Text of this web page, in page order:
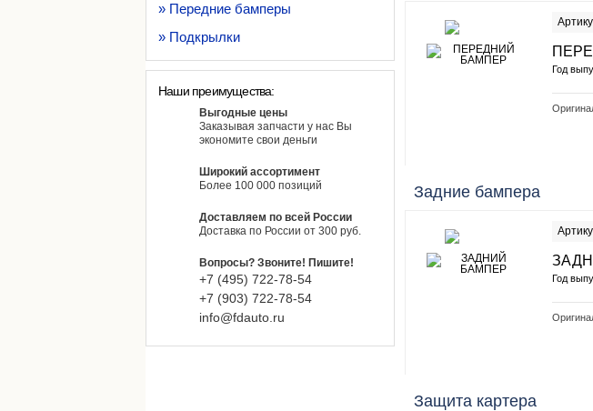
Год
Задние бампера
Год
Защита картера
» Передние бамперы
» Подкрылки
Наши преимущества:
Выгодные цены
Заказывая запчасти у нас Вы
экономите свои деньги
Широкий ассортимент
Более 100 000 позиций
Доставляем по всей России
Доставка по России от 300 руб.
Вопросы? Звоните! Пишите!
+7 (495) 722-78-54
+7 (903) 722-78-54
info@fdauto.ru